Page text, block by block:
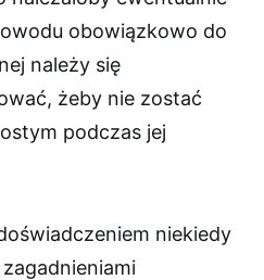
obowiązkowo do
należy się
żeby nie zostać
podczas jej
niekiedy